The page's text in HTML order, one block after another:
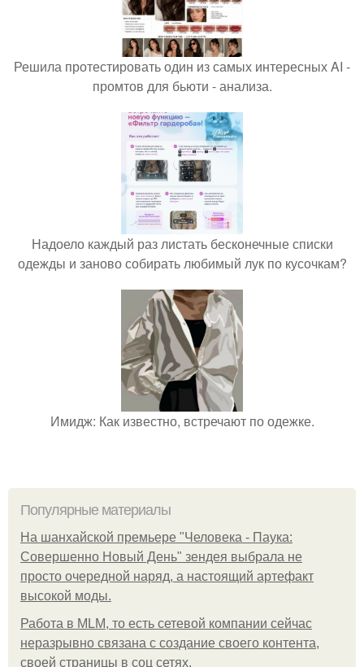
Решила протестировать один из самых интересных AI -
промтов для бьюти - анализа.
Надоело каждый раз листать бесконечные списки
одежды и заново собирать любимый лук по кусочкам?
Имидж: Как известно, встречают по одежке.
Популярные материалы
На шанхайской премьере "Человека - Паука:
Совершенно Новый День" зендея выбрала не
просто очередной наряд, а настоящий артефакт
высокой моды.
Работа в MLM, то есть сетевой компании сейчас
неразрывно связана с создание своего контента,
своей страницы в соц сетях.